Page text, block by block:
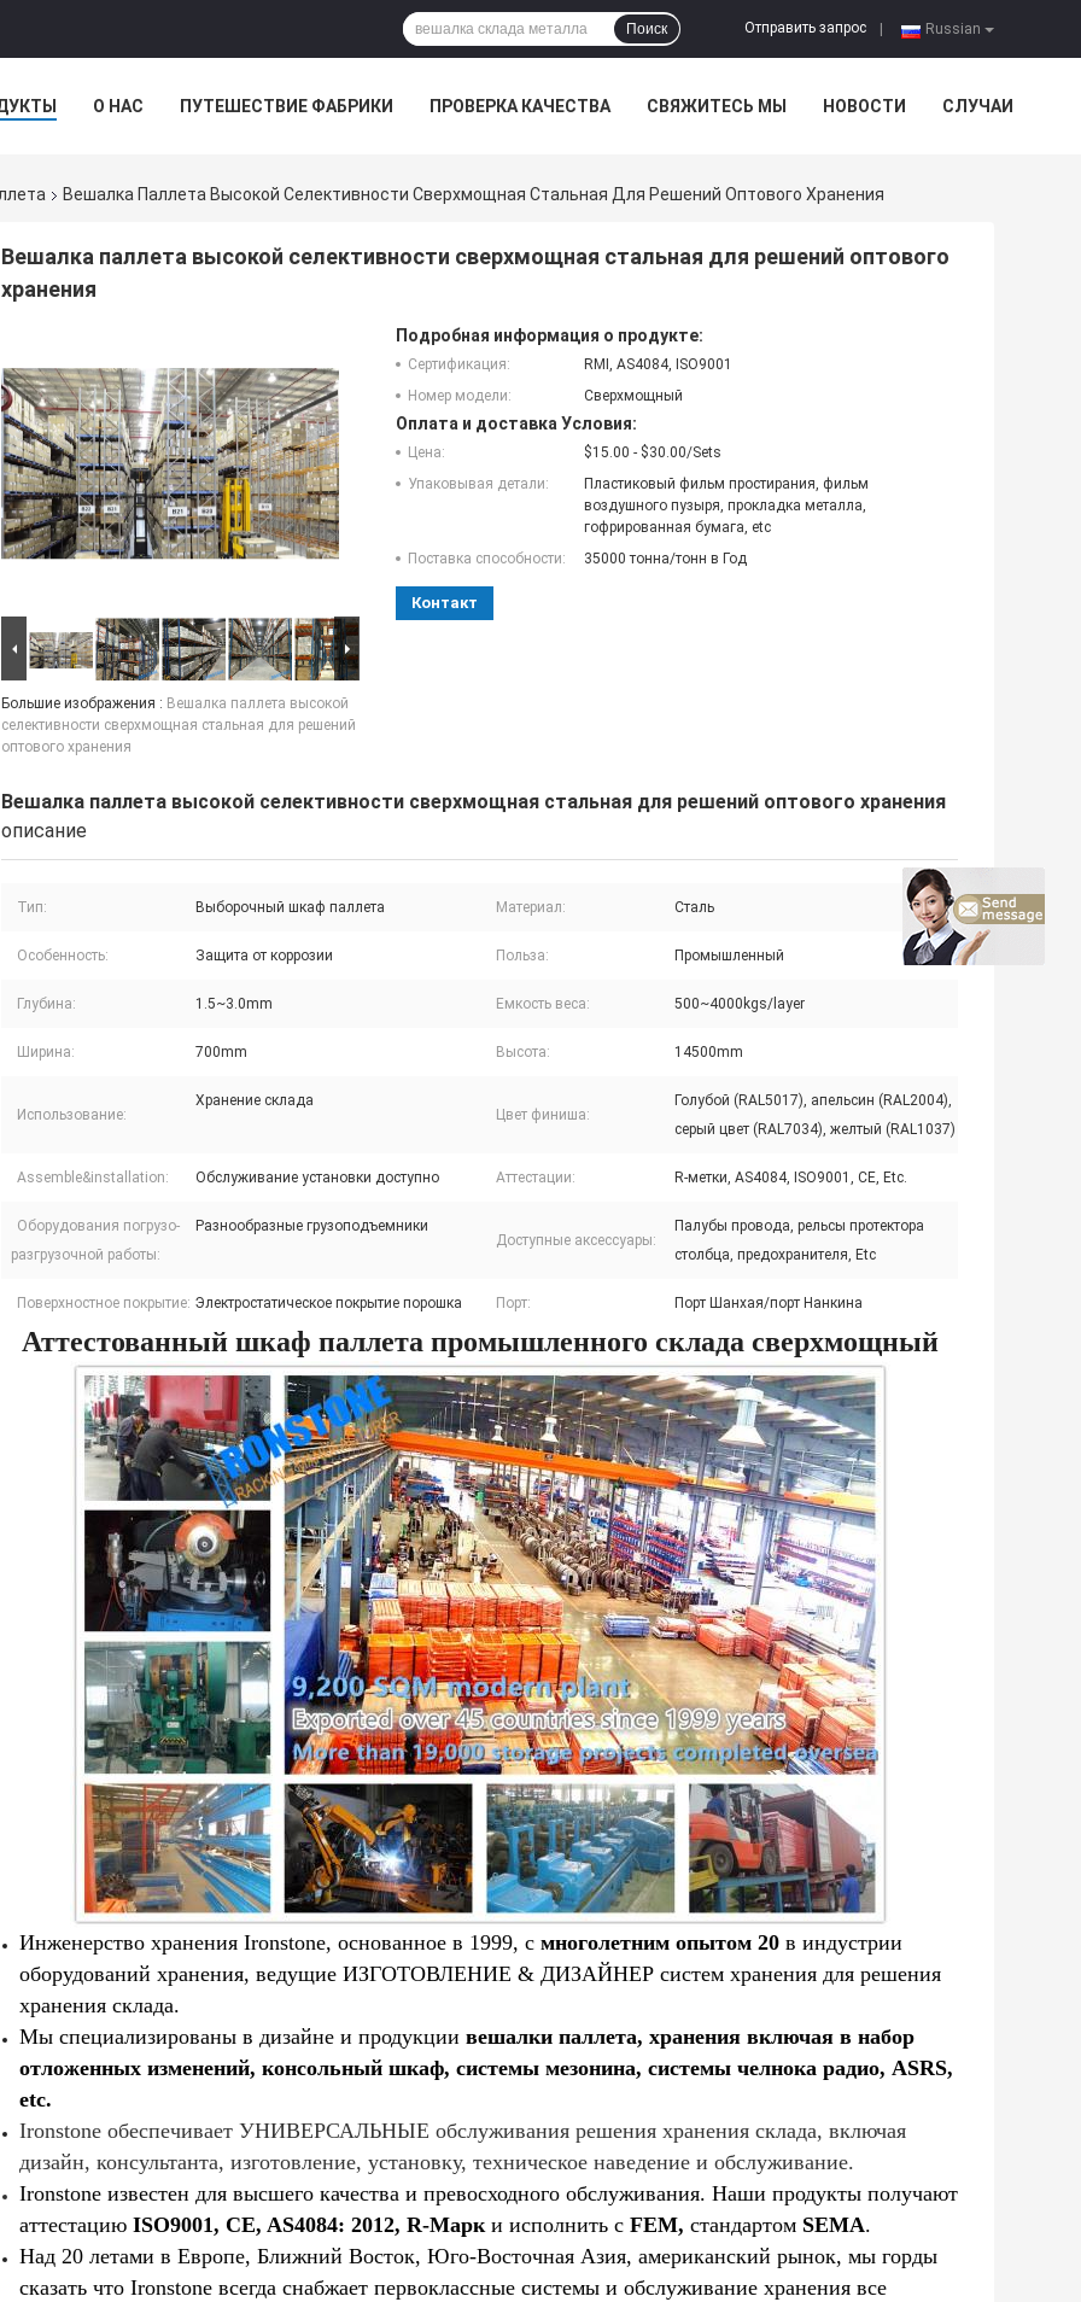
Russian
Отправить запрос
Поиск
О НАС ПУТЕШЕСТВИЕ ФАБРИКИ ПРОВЕРКА КАЧЕСТВА СВЯЖИТЕСЬ МЫ НОВОСТИ СЛУЧАИ
Вешалка Паллета Высокой Селективности Сверхмощная Стальная Для Решений Оптового Хранения
Вешалка паллета высокой селективности сверхмощная стальная для решений оптового
хранения
Большие изображения : Вешалка паллета высокой
селективности сверхмощная стальная для решений
оптового хранения
Подробная информация о продукте:
Сертификация:
RMI, AS4084, ISO9001
Номер модели:
Сверхмощный
Оплата и доставка Условия:
Цена:
$15.00 - $30.00/Sets
Упаковывая детали:
Пластиковый фильм простирания, фильм
воздушного пузыря, прокладка металла,
гофрированная бумага, etc
Поставка способности:
35000 тонна/тонн в Год
Контакт
Вешалка паллета высокой селективности сверхмощная стальная для решений оптового хранения
описание
Тип: Выборочный шкаф паллета Материал: Сталь
Особенность: Защита от коррозии Польза: Промышленный
Глубина: 1.5~3.0mm Емкость веса: 500~4000kgs/layer
Ширина: 700mm Высота: 14500mm
Использование:
Хранение склада
Цвет финиша:
Голубой (RAL5017), апельсин (RAL2004),
серый цвет (RAL7034), желтый (RAL1037)
Assemble&installation: Обслуживание установки доступно Аттестации: R-метки, AS4084, ISO9001, CE, Etc.
Оборудования погрузо-
разгрузочной работы:
Разнообразные грузоподъемники
Доступные аксессуары:
Палубы провода, рельсы протектора
столбца, предохранителя, Etc
Поверхностное покрытие: Электростатическое покрытие порошка Порт: Порт Шанхая/порт Нанкина
Аттестованный шкаф паллета промышленного склада сверхмощный
Инженерство хранения Ironstone, основанное в 1999, с многолетним опытом 20 в индустрии
оборудований хранения, ведущие ИЗГОТОВЛЕНИЕ & ДИЗАЙНЕР систем хранения для решения
хранения склада.
Мы специализированы в дизайне и продукции вешалки паллета, хранения включая в набор
отложенных изменений, консольный шкаф, системы мезонина, системы челнока радио, ASRS,
etc.
Ironstone обеспечивает УНИВЕРСАЛЬНЫЕ обслуживания решения хранения склада, включая
дизайн, консультанта, изготовление, установку, техническое наведение и обслуживание.
Ironstone известен для высшего качества и превосходного обслуживания. Наши продукты получают
аттестацию ISO9001, CE, AS4084: 2012, R-Марк и исполнить с FEM, стандартом SEMA.
Над 20 летами в Европе, Ближний Восток, Юго-Восточная Азия, американский рынок, мы горды
сказать что Ironstone всегда снабжает первоклассные системы и обслуживание хранения все